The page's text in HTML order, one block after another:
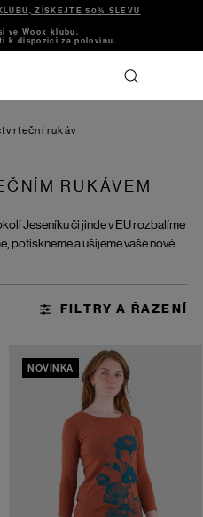
ZÍSKEJTE 50% SLEVU
ve Woox klubu.
k dispozici za polovinu.
rukáv
RUKÁVEM
Jeseníku či jinde v EU rozbalíme
potiskneme a ušijeme vaše nové
NOVINKA